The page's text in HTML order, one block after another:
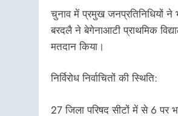
चुनाव में प्रमुख जनप्रतिनिधियों ने
बरदलै ने बेगेनाआटी प्राथमिक
मतदान किया।
निर्विरोध निर्वाचितों की स्थिति:
27 जिला परिषद सीटों में से 6 पर